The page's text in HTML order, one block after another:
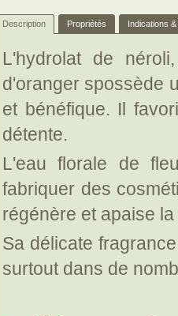
Description Propriétés Indications
L'hydrolat de
d'oranger spossède
et bénéfique. Il
détente.
L'eau florale de
fabriquer des
régénère et apaise
Sa délicate
surtout dans de